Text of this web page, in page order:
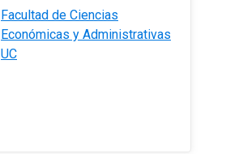
Facultad de Ciencias
Económicas y Administrativas
UC